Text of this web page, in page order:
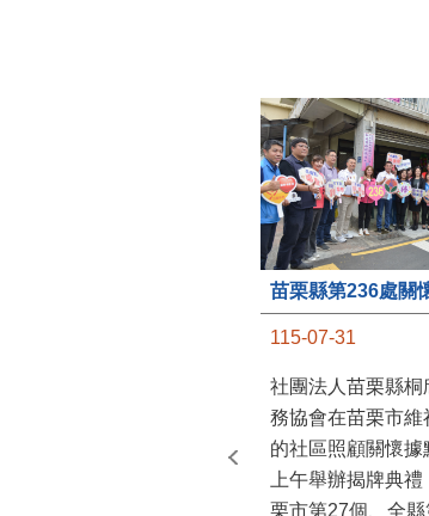
115-07-31
社團法人苗栗縣桐
務協會在苗栗市維
的社區照顧關懷據
上午舉辦揭牌典
栗市第27個、全縣